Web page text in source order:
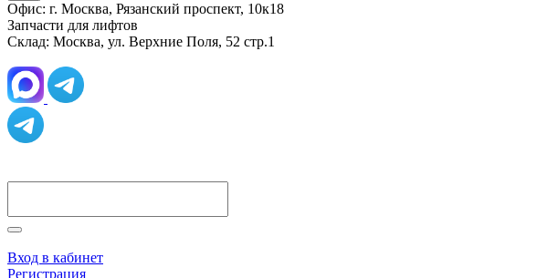
Офис: г. Москва, Рязанский проспект, 10к18
Запчасти для лифтов
Склад: Москва, ул. Верхние Поля, 52 стр.1
Вход в кабинет
Регистрация